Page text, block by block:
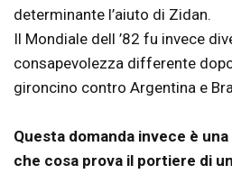
determinante l’aiuto di Zidan.
Il Mondiale dell ’82 fu invece
consapevolezza differente
gironcino contro Argentina e
Questa domanda invece è
che cosa prova il portiere di